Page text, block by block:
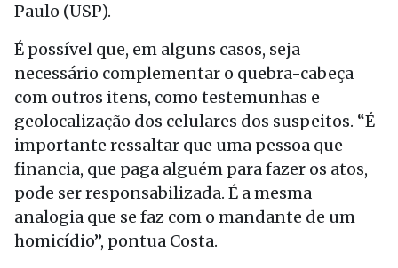
Paulo (USP).
É possível que, em alguns casos, seja
necessário complementar o quebra-cabeça
com outros itens, como testemunhas e
geolocalização dos celulares dos suspeitos. “É
importante ressaltar que uma pessoa que
financia, que paga alguém para fazer os atos,
pode ser responsabilizada. É a mesma
analogia que se faz com o mandante de um
homicídio”, pontua Costa.